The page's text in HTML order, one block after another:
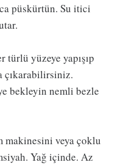
püskürtün. Su itici
türlü yüzeye yapışıp
çıkarabilirsiniz.
bekleyin nemli bezle
makinesini veya çoklu
Yağ içinde. Az